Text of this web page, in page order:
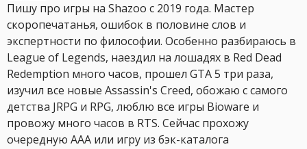
Пишу про игры на Shazoo с 2019 года. Мастер
скоропечатанья, ошибок в половине слов и
экспертности по философии. Особенно разбираюсь в
League of Legends, наездил на лошадях в Red Dead
Redemption много часов, прошел GTA 5 три раза,
изучил все новые Assassin's Creed, обожаю с самого
детства JRPG и RPG, люблю все игры Bioware и
провожу много часов в RTS. Сейчас прохожу
очередную AAA или игру из бэк-каталога